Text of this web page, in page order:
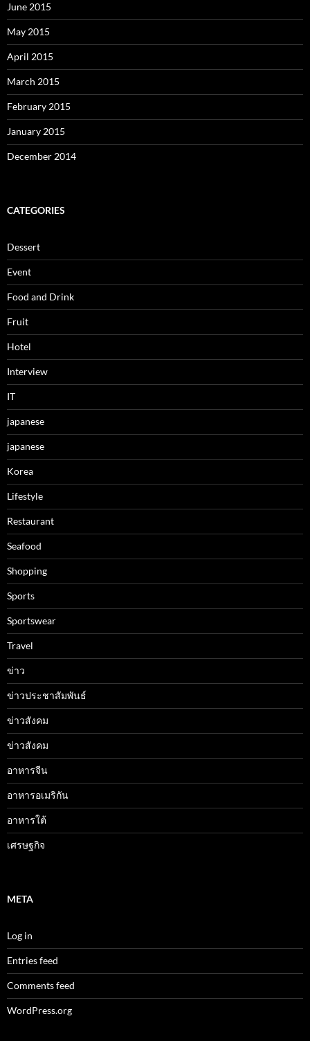
June 2015
May 2015
April 2015
March 2015
February 2015
January 2015
December 2014
CATEGORIES
Dessert
Event
Food and Drink
Fruit
Hotel
Interview
IT
japanese
japanese
Korea
Lifestyle
Restaurant
Seafood
Shopping
Sports
Sportswear
Travel
ข่าว
ข่าวประชาสัมพันธ์
ข่าวสังคม
ข่าวสังคม
อาหารจีน
อาหารอเมริกัน
อาหารใต้
เศรษฐกิจ
META
Log in
Entries feed
Comments feed
WordPress.org